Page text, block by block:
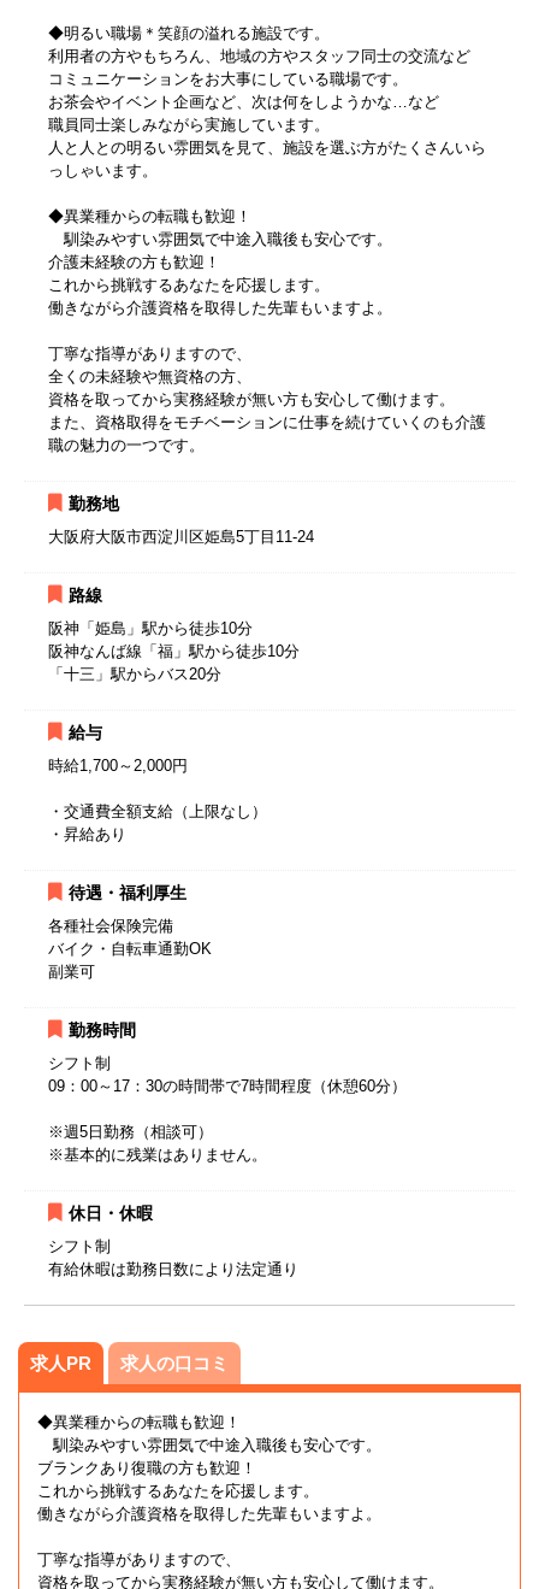
◆明るい職場＊笑顔の溢れる施設です。
利用者の方やもちろん、地域の方やスタッフ同士の交流など
コミュニケーションをお大事にしている職場です。
お茶会やイベント企画など、次は何をしようかな…など
職員同士楽しみながら実施しています。
人と人との明るい雰囲気を見て、施設を選ぶ方がたくさんいら
っしゃいます。
◆異業種からの転職も歓迎！
馴染みやすい雰囲気で中途入職後も安心です。
介護未経験の方も歓迎！
これから挑戦するあなたを応援します。
働きながら介護資格を取得した先輩もいますよ。
丁寧な指導がありますので、
全くの未経験や無資格の方、
資格を取ってから実務経験が無い方も安心して働けます。
また、資格取得をモチベーションに仕事を続けていくのも介護
職の魅力の一つです。
勤務地
大阪府大阪市西淀川区姫島5丁目11-24
路線
阪神「姫島」駅から徒歩10分
阪神なんば線「福」駅から徒歩10分
「十三」駅からバス20分
給与
時給1,700～2,000円
・交通費全額支給（上限なし）
・昇給あり
待遇・福利厚生
各種社会保険完備
バイク・自転車通勤OK
副業可
勤務時間
シフト制
09：00～17：30の時間帯で7時間程度（休憩60分）
※週5日勤務（相談可）
※基本的に残業はありません。
休日・休暇
シフト制
有給休暇は勤務日数により法定通り
求人PR 求人の口コミ
◆異業種からの転職も歓迎！
馴染みやすい雰囲気で中途入職後も安心です。
ブランクあり復職の方も歓迎！
これから挑戦するあなたを応援します。
働きながら介護資格を取得した先輩もいますよ。
丁寧な指導がありますので、
資格を取ってから実務経験が無い方も安心して働けます。